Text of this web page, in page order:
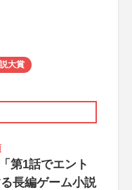
大賞
第1話でエント
長編ゲーム小説